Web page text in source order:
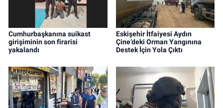
Cumhurbaşkanına suikast
girişiminin son firarisi
yakalandı
Eskişehir İtfaiyesi Aydın
Çine’deki Orman Yangınına
Destek İçin Yola Çıktı